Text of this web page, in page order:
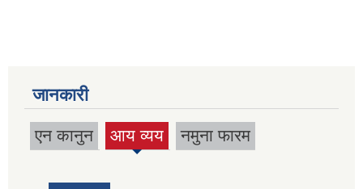
जानकारी
एन कानुन आय व्यय
(active
नमुना फारम